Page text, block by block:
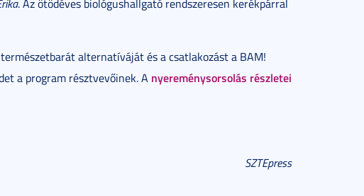
. Az ötödéves biológushallgató rendszeresen kerékpárral
alternatíváját és a csatlakozást a BAM!
a program résztvevőinek. A nyereménysorsolás részletei
SZTEpress